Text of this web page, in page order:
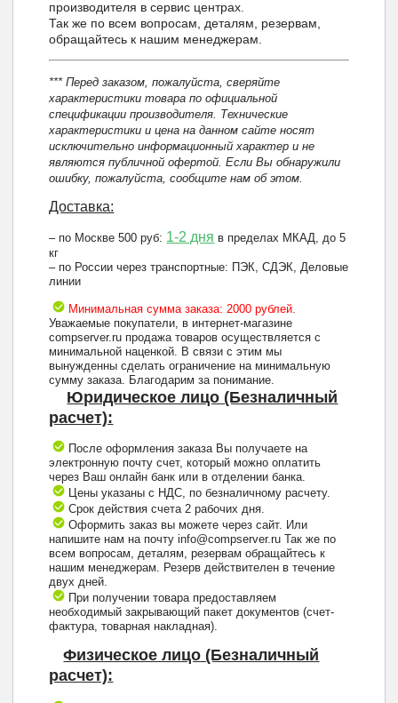
производителя в сервис центрах.
Так же по всем вопросам, деталям, резервам,
обращайтесь к нашим менеджерам.
*** Перед заказом, пожалуйста, сверяйте
характеристики товара по официальной
спецификации производителя. Технические
характеристики и цена на данном сайте носят
исключительно информационный характер и не
являются публичной офертой. Если Вы обнаружили
ошибку, пожалуйста, сообщите нам об этом.
Доставка:
– по Москве 500 руб: 1-2 дня в пределах МКАД, до 5
кг
– по России через транспортные: ПЭК, СДЭК, Деловые
линии
Минимальная сумма заказа: 2000 рублей.
Уважаемые покупатели, в интернет-магазине
compserver.ru продажа товаров осуществляется с
минимальной наценкой. В связи с этим мы
вынужденны сделать ограничение на минимальную
сумму заказа. Благодарим за понимание.
Юридическое лицо (Безналичный
расчет):
После оформления заказа Вы получаете на
электронную почту счет, который можно оплатить
через Ваш онлайн банк или в отделении банка.
Цены указаны с НДС, по безналичному расчету.
Срок действия счета 2 рабочих дня.
Оформить заказ вы можете через сайт. Или
напишите нам на почту info@compserver.ru Так же по
всем вопросам, деталям, резервам обращайтесь к
нашим менеджерам. Резерв действителен в течение
двух дней.
При получении товара предоставляем
необходимый закрывающий пакет документов (счет-
фактура, товарная накладная).
Физическое лицо (Безналичный
расчет):